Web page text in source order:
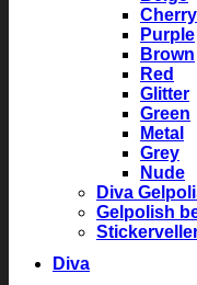
Cherry
Purple
Brown
Red
Glitter
Green
Metal
Grey
Nude
Diva
Gelpolish
Diva